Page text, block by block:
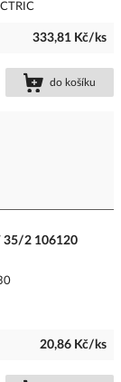
333,81 Kč/ks
do košíku
35/2 106120
20,86 Kč/ks